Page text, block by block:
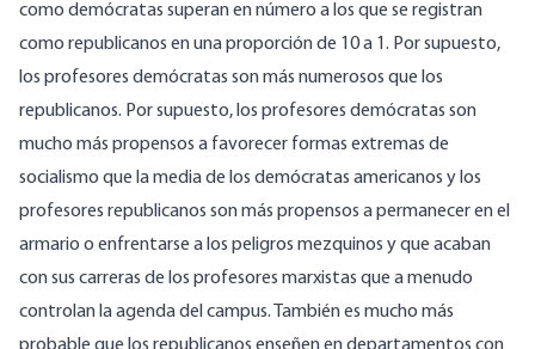
como demócratas superan en número a los que se registran
como republicanos en una proporción de 10 a 1. Por supuesto,
los profesores demócratas son más numerosos que los
republicanos. Por supuesto, los profesores demócratas son
mucho más propensos a favorecer formas extremas de
socialismo que la media de los demócratas americanos y los
profesores republicanos son más propensos a permanecer en el
armario o enfrentarse a los peligros mezquinos y que acaban
con sus carreras de los profesores marxistas que a menudo
controlan la agenda del campus. También es mucho más